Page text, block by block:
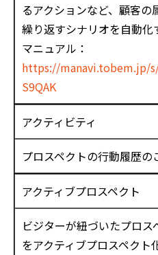
るアクションなど、顧客
繰り返すシナリオを自動化
マニュアル：
https://manavi.tobem.jp/
S9QAK
アクティビティ
プロスペクトの行動履歴の
アクティブプロスペクト
ビジターが紐づいたプロス
をアクティブプロスペク